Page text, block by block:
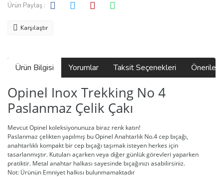
Ürün Paylaş :
Karşılaştır
Ürün Bilgisi Yorumlar Taksit Seçenekleri
Opinel Inox Trekking No 4
Paslanmaz Çelik Çakı
Mevcut Opinel koleksiyonunuza biraz renk katın!
Paslanmaz çelikten yapılmış bu Opinel Anahtarlık No.4 cep bıçağı,
anahtarlıklı kompakt bir cep bıçağı taşımak isteyen herkes için
tasarlanmıştır. Kutuları açarken veya diğer günlük görevleri yaparken
pratiktir. Metal anahtar halkası sayesinde bıçağınızı asabilirsiniz.
Not: Ürünün Emniyet halkısı bulunmamaktadır